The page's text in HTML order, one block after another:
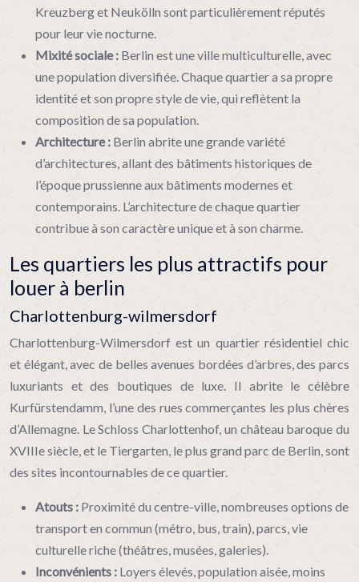
Kreuzberg et Neukölln sont particulièrement réputés
pour leur vie nocturne.
Mixité sociale : Berlin est une ville multiculturelle, avec
une population diversifiée. Chaque quartier a sa propre
identité et son propre style de vie, qui reflètent la
composition de sa population.
Architecture : Berlin abrite une grande variété
d’architectures, allant des bâtiments historiques de
l’époque prussienne aux bâtiments modernes et
contemporains. L’architecture de chaque quartier
contribue à son caractère unique et à son charme.
Les quartiers les plus attractifs pour
louer à berlin
Charlottenburg-wilmersdorf
Charlottenburg-Wilmersdorf est un quartier résidentiel chic
et élégant, avec de belles avenues bordées d’arbres, des parcs
luxuriants et des boutiques de luxe. Il abrite le célèbre
Kurfürstendamm, l’une des rues commerçantes les plus chères
d’Allemagne. Le Schloss Charlottenhof, un château baroque du
XVIIIe siècle, et le Tiergarten, le plus grand parc de Berlin, sont
des sites incontournables de ce quartier.
Atouts : Proximité du centre-ville, nombreuses options de
transport en commun (métro, bus, train), parcs, vie
culturelle riche (théâtres, musées, galeries).
Inconvénients : Loyers élevés, population aisée, moins